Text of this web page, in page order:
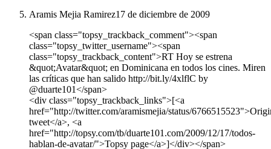
Aramis Mejia Ramirez17 de diciembre de 2009
<span class="topsy_trackback_comment"><span
class="topsy_twitter_username"><span
class="topsy_trackback_content">RT Hoy se estrena
&quot;Avatar&quot; en Dominicana en todos los cines. Miren
las críticas que han salido http://bit.ly/4xlflC by
@duarte101</span>
<div class="topsy_trackback_links">[<a
href="http://twitter.com/aramismejia/status/
tweet</a>, <a
href="http://topsy.com/tb/duarte101.com/2009/12/17/todos-
hablan-de-avatar/">Topsy page</a>]</div></span>